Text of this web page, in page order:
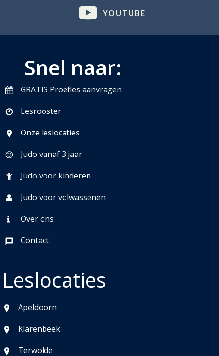
YOUTUBE
Snel naar:
GRATIS Proefles aanvragen
Lesrooster
Onze leslocaties
Judo vanaf 3 jaar
Judo voor kinderen
Judo voor volwassenen
Over ons
Contact
Leslocaties
Apeldoorn
Klarenbeek
Terwolde